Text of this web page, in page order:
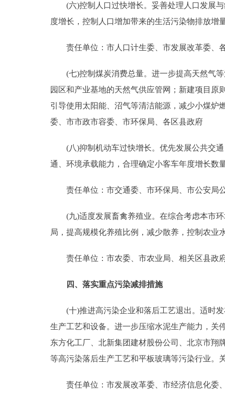
(六)控制人口过快增长。妥善处理人口发展与
度增长，控制人口增加带来的生活污染物排放增
责任单位：市人口计生委、市发展改革委、
(七)控制煤炭消费总量。进一步提高天然气等
园区和产业基地的天然气供应管网；新建项目
引导使用太阳能、沼气等清洁能源，减少小煤
委、市市政市容委、市环保局、各区县政府
(八)抑制机动车过快增长。优先发展公共交通
通、环境承载能力，合理确定小客车年度增长数
责任单位：市交通委、市环保局、市公安局
(九)适度发展畜禽养殖业。在综合考虑本市环
局，提高规模化养殖比例，减少散养，控制农业
责任单位：市农委、市农业局、相关区县政
四、落实重点污染减排措施
(十)推进高污染企业和落后工艺退出。适时发
生产工艺和设备。进一步压缩水泥生产能力，关
东方化工厂、北新集团建材股份公司、北京市翔
等高污染落后生产工艺和平板玻璃等污染行业。
责任单位：市发展改革委、市经济信息化委